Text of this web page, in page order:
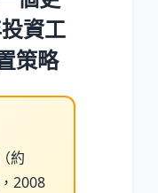
資工
策略
約
2008